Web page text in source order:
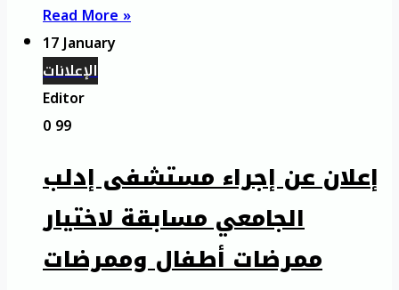
Read More »
17 January
الإعلانات
Editor
099
إعلان عن إجراء مستشفى إدلب
الجامعي مسابقة لاختيار
ممرضات أطفال وممرضات